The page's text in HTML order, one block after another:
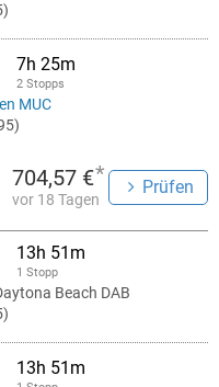
7h 25m
2 Stopps
MUC
704,57 €*
vor 18 Tagen
Prüfen
13h 51m
1 Stopp
Beach DAB
13h 51m